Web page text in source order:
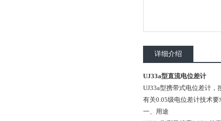
详细介绍
UJ33a型直流电位差计
UJ33a型携带式电位差计
有关0.05级电位差计技术要
一、用途